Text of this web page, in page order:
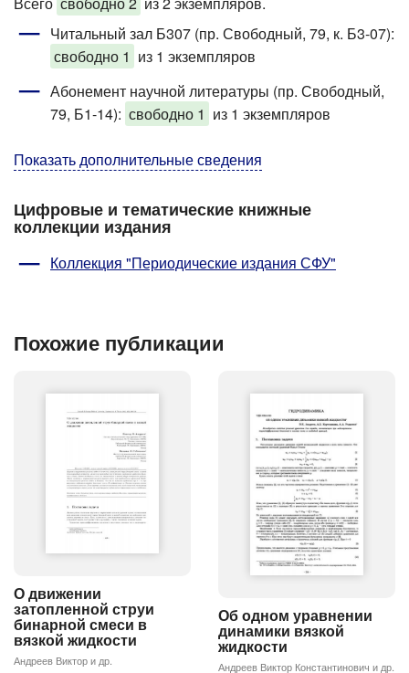
Читальный зал Б307 (пр. Свободный, 79, к. Б3-07):
свободно 1 из 1 экземпляров
Абонемент научной литературы (пр. Свободный,
79, Б1-14): свободно 1 из 1 экземпляров
Показать дополнительные сведения
Цифровые и тематические книжные
коллекции издания
Коллекция "Периодические издания СФУ"
Похожие публикации
О движении
затопленной струи
бинарной смеси в
вязкой жидкости
Андреев Виктор и др.
Об одном уравнении
динамики вязкой
жидкости
Андреев Виктор Константинович и др.